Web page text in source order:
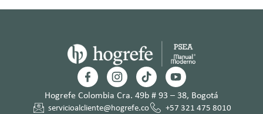
Hogrefe Colombia Cra. 49b # 93 – 38, Bogotá
servicioalcliente@hogrefe.co +57 321 475 8010